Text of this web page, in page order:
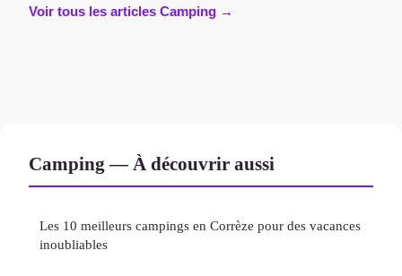
Voir tous les articles Camping →
Camping — À découvrir aussi
Les 10 meilleurs campings en Corrèze pour des vacances
inoubliables